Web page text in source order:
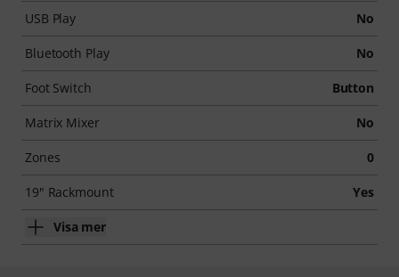
USB Play No
Bluetooth Play No
Foot Switch Button
Matrix Mixer No
Zones 0
19" Rackmount Yes
Visa mer